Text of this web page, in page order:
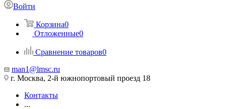
Войти
Корзина0
Отложенные0
Сравнение товаров0
man1@lmsc.ru
г. Москва, 2-й южнопортовый проезд 18
Контакты
...